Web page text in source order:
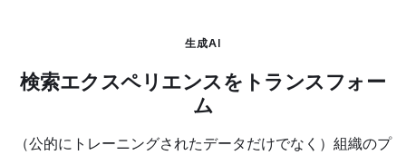
生成AI
検索エクスペリエンスをトランスフォー
ム
（公的にトレーニングされたデータだけでなく）組織のプ